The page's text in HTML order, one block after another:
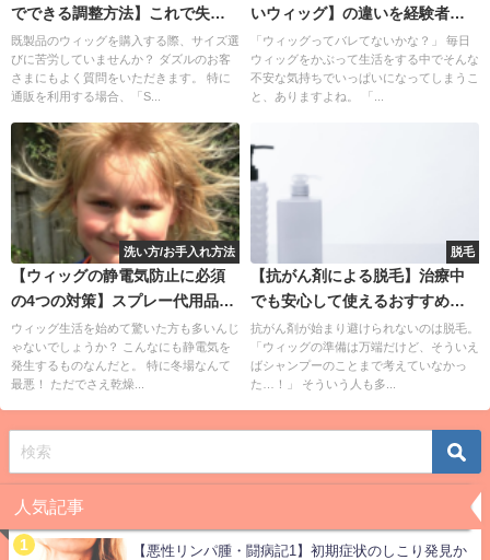
でできる調整方法】これで失敗
しない！
既製品のウィッグを購入する際、サイズ選
びに苦労していませんか？ ダズルのお客
さまにもよく質問をいただきます。 特に
通販を利用する場合、「S...
いウィッグ】の違いを経験者が
徹底解説
「ウィッグってバレてないかな？」 毎日
ウィッグをかぶって生活をする中でそんな
不安な気持ちでいっぱいになってしまうこ
と、ありますよね。 「...
洗い方/お手入れ方法
【ウィッグの静電気防止に必須
の4つの対策】スプレー代用品も
紹介
ウィッグ生活を始めて驚いた方も多いんじ
ゃないでしょうか？ こんなにも静電気を
発生するものなんだと。 特に冬場なんて
最悪！ ただでさえ乾燥...
脱毛
【抗がん剤による脱毛】治療中
でも安心して使えるおすすめシ
ャンプー
抗がん剤が始まり避けられないのは脱毛。
「ウィッグの準備は万端だけど、そういえ
ばシャンプーのことまで考えていなかっ
た…！」 そういう人も多...
人気記事
【悪性リンパ腫・闘病記1】初期症状のしこり発見か